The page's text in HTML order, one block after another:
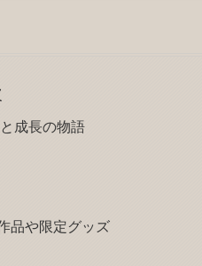
成長の物語
品や限定グッズ